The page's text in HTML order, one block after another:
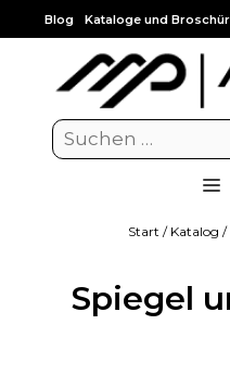
Blog Kataloge und
Start / Katalog /
Spiegel